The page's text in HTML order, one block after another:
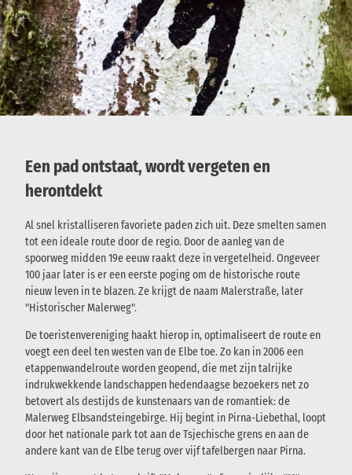
Een pad ontstaat, wordt vergeten en
herontdekt
Al snel kristalliseren favoriete paden zich uit. Deze smelten samen
tot een ideale route door de regio. Door de aanleg van de
spoorweg midden 19e eeuw raakt deze in vergetelheid. Ongeveer
100 jaar later is er een eerste poging om de historische route
nieuw leven in te blazen. Ze krijgt de naam Malerstraße, later
"Historischer Malerweg".
De toeristenvereniging haakt hierop in, optimaliseert de route en
voegt een deel ten westen van de Elbe toe. Zo kan in 2006 een
etappenwandelroute worden geopend, die met zijn talrijke
indrukwekkende landschappen hedendaagse bezoekers net zo
betovert als destijds de kunstenaars van de romantiek: de
Malerweg Elbsandsteingebirge. Hij begint in Pirna-Liebethal, loopt
door het nationale park tot aan de Tsjechische grens en aan de
andere kant van de Elbe terug over vijf tafelbergen naar Pirna.